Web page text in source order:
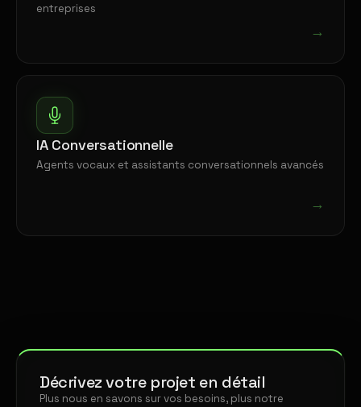
entreprises
→
IA Conversationnelle
Agents vocaux et assistants conversationnels avancés
→
Décrivez votre projet en détail
Plus nous en savons sur vos besoins, plus notre